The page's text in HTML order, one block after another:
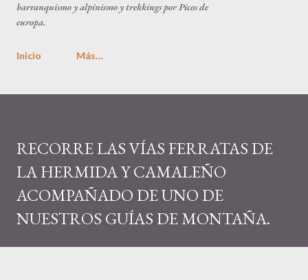
barranquismo y alpinismo y trekkings por Picos de
europa.
Inicio Más…
RECORRE LAS VÍAS FERRATAS DE
LA HERMIDA Y CAMALEÑO
ACOMPAÑADO DE UNO DE
NUESTROS GUÍAS DE MONTAÑA.